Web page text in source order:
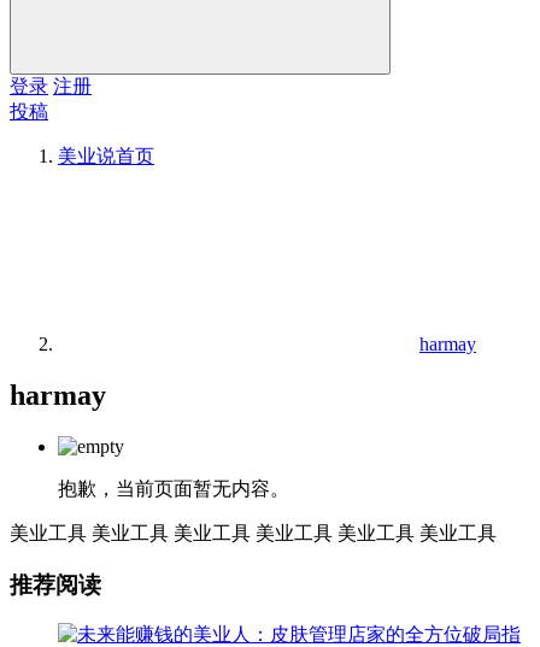
登录 注册
投稿
美业说首页
harmay
harmay
抱歉，当前页面暂无内容。
美业工具 美业工具 美业工具 美业工具 美业工具 美业工具
推荐阅读